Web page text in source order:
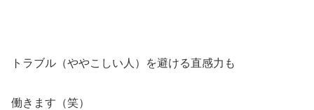
トラブル（ややこしい人）を避ける直感力も
働きます（笑）